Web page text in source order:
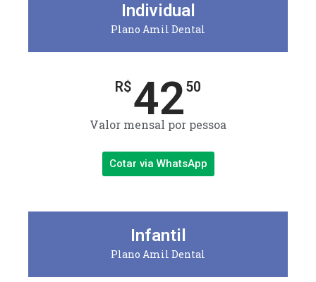
Individual
Plano Amil Dental
R$4250
Valor mensal por pessoa
Cotar via WhatsApp
Infantil
Plano Amil Dental